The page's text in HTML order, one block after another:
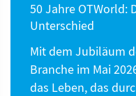
50 Jahre OTWorld:
Unterschied
Mit dem Jubiläum
Branche im Mai
das Leben, das